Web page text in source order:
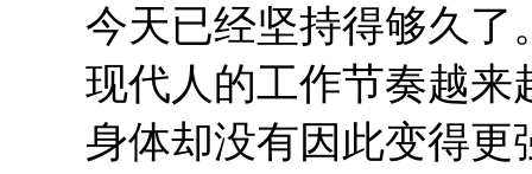
今天已经坚持得够久了
现代人的工作节奏越来
身体却没有因此变得更